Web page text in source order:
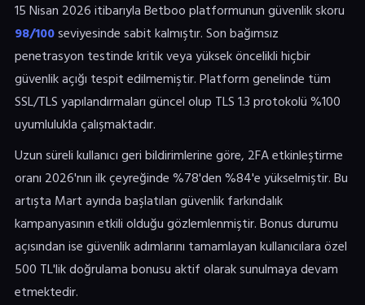
15 Nisan 2026 itibarıyla Betboo platformunun güvenlik skoru
98/100seviyesinde sabit kalmıştır. Son bağımsız
penetrasyon testinde kritik veya yüksek öncelikli hiçbir
güvenlik açığı tespit edilmemiştir. Platform genelinde tüm
SSL/TLS yapılandırmaları güncel olup TLS 1.3 protokolü %100
uyumlulukla çalışmaktadır.
Uzun süreli kullanıcı geri bildirimlerine göre, 2FA etkinleştirme
oranı 2026'nın ilk çeyreğinde %78'den %84'e yükselmiştir. Bu
artışta Mart ayında başlatılan güvenlik farkındalık
kampanyasının etkili olduğu gözlemlenmiştir. Bonus durumu
açısından ise güvenlik adımlarını tamamlayan kullanıcılara özel
500 TL'lik doğrulama bonusu aktif olarak sunulmaya devam
etmektedir.